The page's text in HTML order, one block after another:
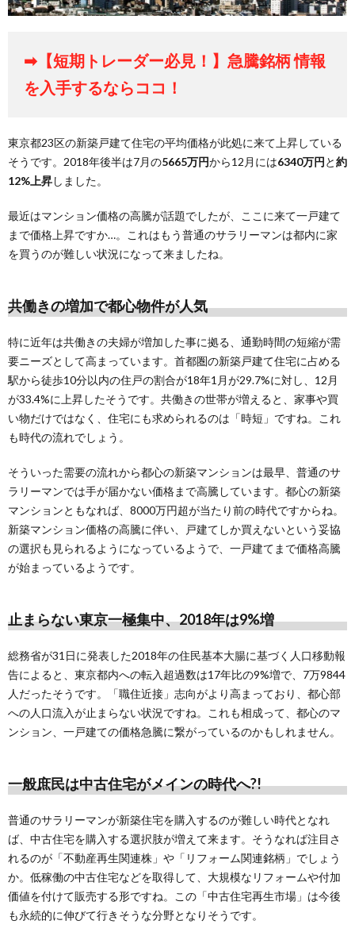
➡【短期トレーダー必見！】急騰銘柄 情報
を入手するならココ！
東京都23区の新築戸建て住宅の平均価格が此処に来て上昇している
そうです。2018年後半は7月の5665万円から12月には6340万円と約
12%上昇しました。
最近はマンション価格の高騰が話題でしたが、ここに来て一戸建て
まで価格上昇ですか…。これはもう普通のサラリーマンは都内に家
を買うのが難しい状況になって来ましたね。
共働きの増加で都心物件が人気
特に近年は共働きの夫婦が増加した事に拠る、通勤時間の短縮が需
要ニーズとして高まっています。首都圏の新築戸建て住宅に占める
駅から徒歩10分以内の住戸の割合が18年1月が29.7%に対し、12月
が33.4%に上昇したそうです。共働きの世帯が増えると、家事や買
い物だけではなく、住宅にも求められるのは「時短」ですね。これ
も時代の流れでしょう。
そういった需要の流れから都心の新築マンションは最早、普通のサ
ラリーマンでは手が届かない価格まで高騰しています。都心の新築
マンションともなれば、8000万円超が当たり前の時代ですからね。
新築マンション価格の高騰に伴い、戸建てしか買えないという妥協
の選択も見られるようになっているようで、一戸建てまで価格高騰
が始まっているようです。
止まらない東京一極集中、2018年は9%増
総務省が31日に発表した2018年の住民基本大腸に基づく人口移動報
告によると、東京都内への転入超過数は17年比の9%増で、7万9844
人だったそうです。「職住近接」志向がより高まっており、都心部
への人口流入が止まらない状況ですね。これも相成って、都心のマ
ンション、一戸建ての価格急騰に繋がっているのかもしれません。
一般庶民は中古住宅がメインの時代へ?!
普通のサラリーマンが新築住宅を購入するのが難しい時代となれ
ば、中古住宅を購入する選択肢が増えて来ます。そうなれば注目さ
れるのが「不動産再生関連株」や「リフォーム関連銘柄」でしょう
か。低稼働の中古住宅などを取得して、大規模なリフォームや付加
価値を付けて販売する形ですね。この「中古住宅再生市場」は今後
も永続的に伸びて行きそうな分野となりそうです。